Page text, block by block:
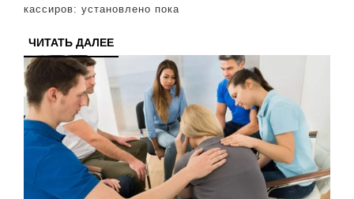
кассиров: установлено пока
ЧИТАТЬ ДАЛЕЕЧИТАТЬ
ДАЛЕЕ